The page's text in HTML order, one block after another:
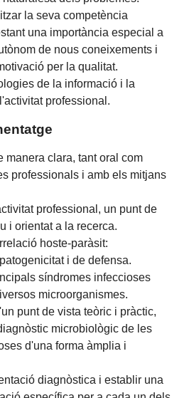
la seva competència
una importància especial a
de nous coneixements i
per la qualitat.
de la informació i la
professional.
manera clara, tant oral com
professionals i amb els mitjans
professional, un punt de
i orientat a la recerca.
hoste-paràsit:
i de defensa.
síndromes infeccioses
microorganismes.
punt de vista teòric i pràctic,
microbiològic de les
d'una forma àmplia i
diagnòstica i establir una